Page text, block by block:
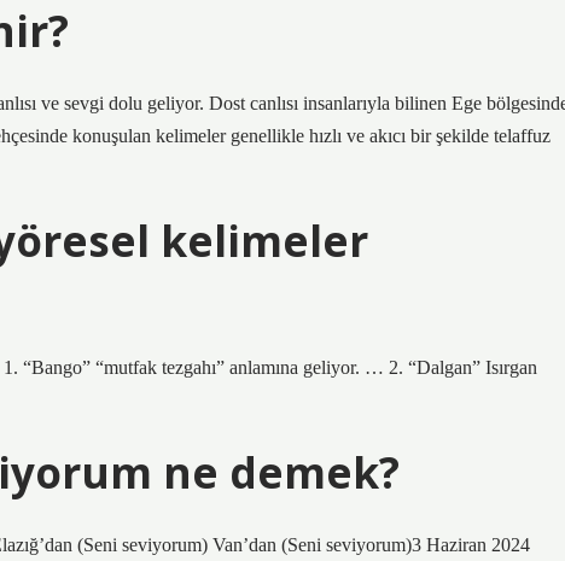
ve sevgi dolu geliyor. Dost canlısı insanlarıyla bilinen Ege
konuşulan kelimeler genellikle hızlı ve akıcı bir şekilde telaffuz
kelimeler
“Bango” “mutfak tezgahı” anlamına geliyor. … 2. “Dalgan” Isırgan
ne demek?
(Seni seviyorum) Van’dan (Seni seviyorum)3 Haziran 2024